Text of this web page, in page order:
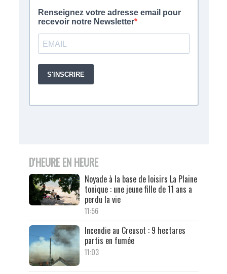
D'HEURE EN HEURE
Noyade à la base de loisirs La Plaine
tonique : une jeune fille de 11 ans a
perdu la vie
11:56
Incendie au Creusot : 9 hectares
partis en fumée
11:03